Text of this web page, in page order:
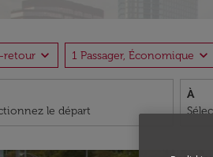
retour expand_more 1 Passager, Économique expand_more
À